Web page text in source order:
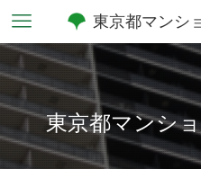
東京都マンシ
東京都マンシ